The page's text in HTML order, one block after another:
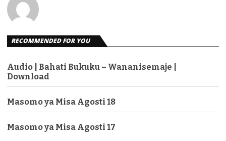
RECOMMENDED FOR YOU
Audio | Bahati Bukuku – Wananisemaje |
Download
Masomo ya Misa Agosti 18
Masomo ya Misa Agosti 17